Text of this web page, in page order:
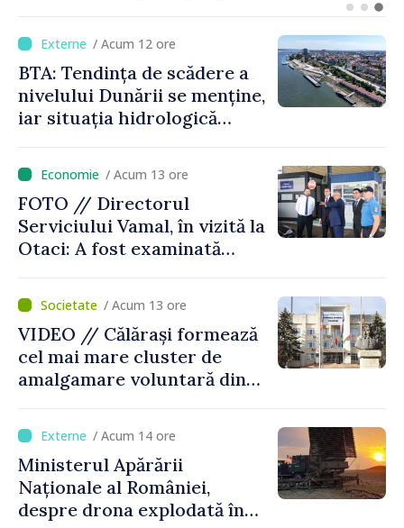
/ Acum 12 ore
BTA: Tendința de scădere a
nivelului Dunării se menține,
iar situația hidrologică
/ Acum 13 ore
FOTO // Directorul
Serviciului Vamal, în vizită la
Otaci: A fost examinată
control vamal cu un scanner
performant/ Acum 13 ore
VIDEO // Călărași formează
cel mai mare cluster de
amalgamare voluntară din
orășenesc a aprobat decizia
finală
/ Acum 14 ore
Ministerul Apărării
Naționale al României,
despre drona explodată în